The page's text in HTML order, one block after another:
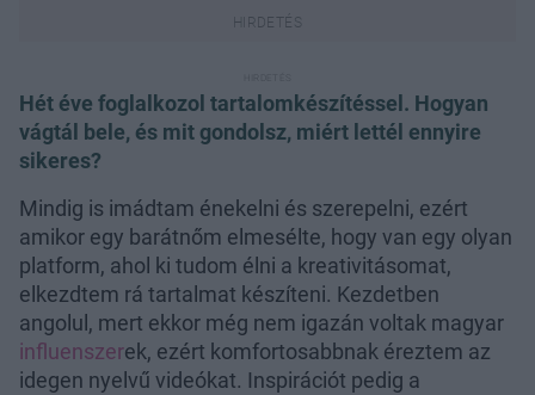
Hét éve foglalkozol tartalomkészítéssel. Hogyan
vágtál bele, és mit gondolsz, miért lettél ennyire
sikeres?
Mindig is imádtam énekelni és szerepelni, ezért
amikor egy barátnőm elmesélte, hogy van egy olyan
platform, ahol ki tudom élni a kreativitásomat,
elkezdtem rá tartalmat készíteni. Kezdetben
angolul, mert ekkor még nem igazán voltak magyar
influenszerek, ezért komfortosabbnak éreztem az
idegen nyelvű videókat. Inspirációt pedig a